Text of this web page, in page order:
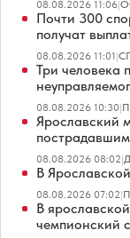
08.08.2026 11:06|
Почти 300
получат
08.08.2026 11:01|
Три человека
08.08.2026 10:30|
Ярославский
08.08.2026 08:02|
В
08.08.2026 07:02|
В
чемпионский